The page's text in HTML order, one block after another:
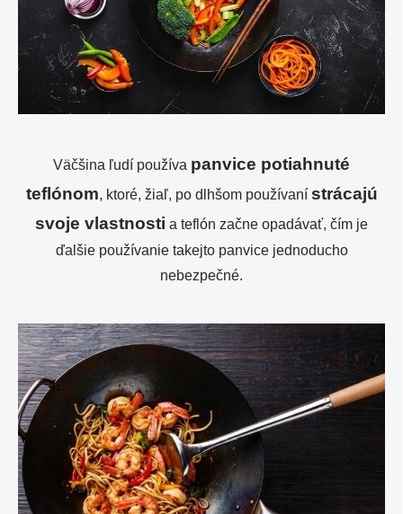
Väčšina ľudí používa panvice potiahnuté
teflónom, ktoré, žiaľ, po dlhšom používaní strácajú
svoje vlastnosti a teflón začne opadávať, čím je
ďalšie používanie takejto panvice jednoducho
nebezpečné.